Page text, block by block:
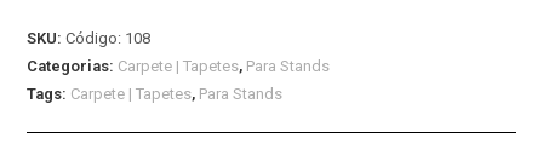
SKU:Código: 108
Categorias: Carpete | Tapetes, Para Stands
Tags: Carpete | Tapetes, Para Stands